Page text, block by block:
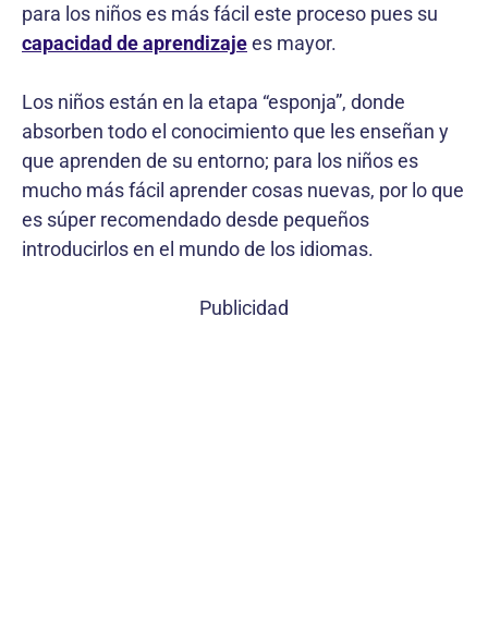
para los niños es más fácil este proceso pues su
capacidad de aprendizajees mayor.
Los niños están en la etapa “esponja”, donde
absorben todo el conocimiento que les enseñan y
que aprenden de su entorno; para los niños es
mucho más fácil aprender cosas nuevas, por lo que
es súper recomendado desde pequeños
introducirlos en el mundo de los idiomas.
Publicidad